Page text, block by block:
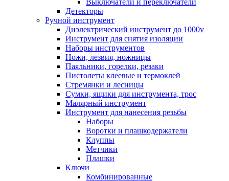
Выключатели и переключатели
Детекторы
Ручной инструмент
Диэлектрический инструмент до 1000v
Инструмент для снятия изоляции
Наборы инструментов
Ножи, лезвия, ножницы
Паяльники, горелки, резаки
Пистолеты клеевые и термоклей
Стремянки и лесницы
Сумки, ящики для инструмента, трос
Малярный инструмент
Инструмент для нанесения резьбы
Наборы
Воротки и плашкодержатели
Клуппы
Метчики
Плашки
Ключи
Комбинированные